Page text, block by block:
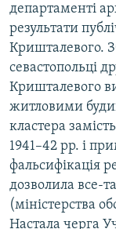
департаменті
результати
Кришталевого.
севастопольці
Кришталевого
житловими
кластера
1941–42 рр. і
фальсифікація
дозволила все-
(міністерства
Настала черга